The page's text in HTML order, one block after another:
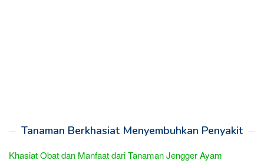
Tanaman Berkhasiat Menyembuhkan Penyakit
Khasiat Obat dan Manfaat dari Tanaman Jengger Ayam